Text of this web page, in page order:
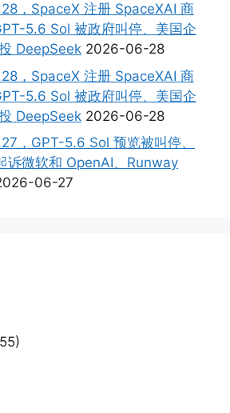
，SpaceX 注册 SpaceXAI 商
5.6 Sol 被政府叫停、美国企
DeepSeek 2026-06-28
，SpaceX 注册 SpaceXAI 商
5.6 Sol 被政府叫停、美国企
DeepSeek 2026-06-28
，GPT-5.6 Sol 预览被叫停、
诉微软和 OpenAI、Runway
06-27